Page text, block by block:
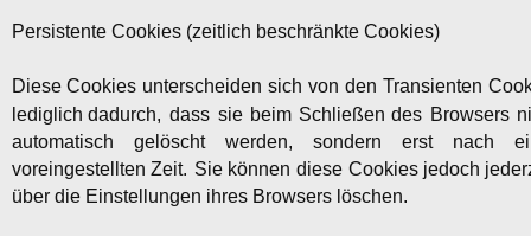
Persistente Cookies (zeitlich beschränkte Cookies)
Diese Cookies unterscheiden sich von den Transienten
lediglich dadurch, dass sie beim Schließen des Browsers
automatisch
gelöscht werden, sondern erst nach
voreingestellten Zeit. Sie können diese Cookies jedoch
über die Einstellungen ihres Browsers löschen.